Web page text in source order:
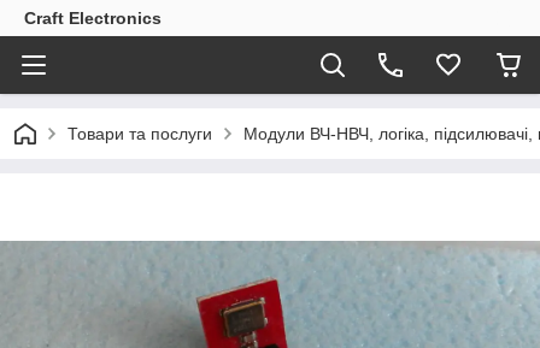
Craft Electronics
Товари та послуги Модули ВЧ-НВЧ, логіка, підсилювачі,